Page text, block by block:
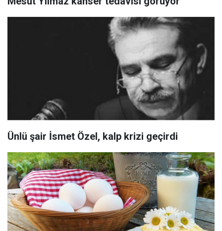
Ünlü şair İsmet Özel, kalp krizi geçirdi